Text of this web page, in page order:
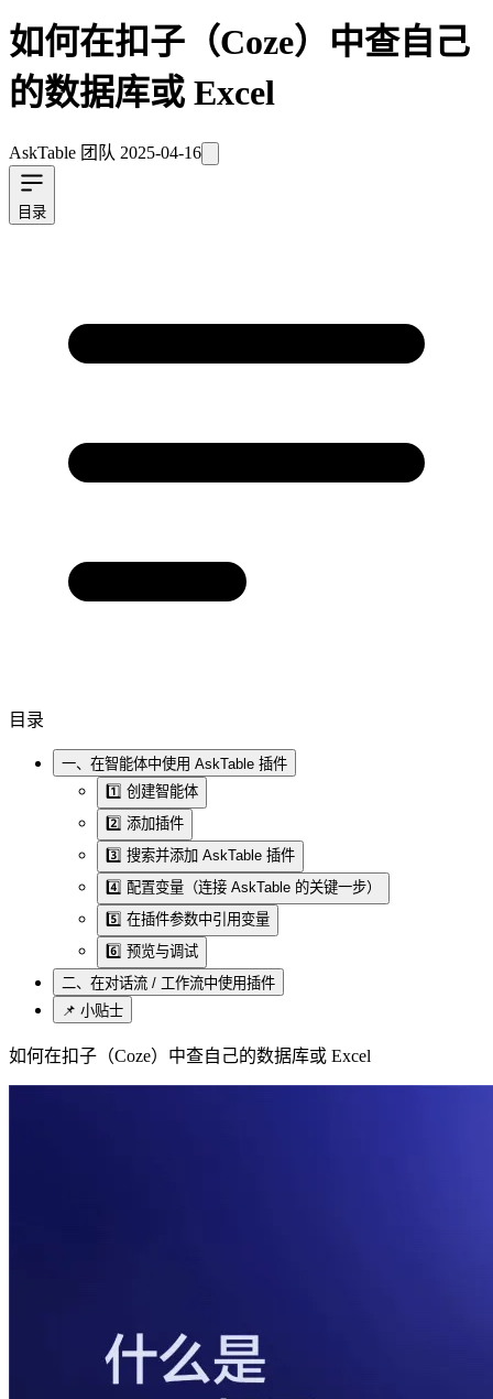
如何在扣子（Coze）中查自己
的数据库或 Excel
AskTable 团队 2025-04-16
目录
目录
一、在智能体中使用 AskTable 插件
1️⃣ 创建智能体
2️⃣ 添加插件
3️⃣ 搜索并添加 AskTable 插件
4️⃣ 配置变量（连接 AskTable 的关键一步）
5️⃣ 在插件参数中引用变量
6️⃣ 预览与调试
二、在对话流 / 工作流中使用插件
📌 小贴士
如何在扣子（Coze）中查自己的数据库或 Excel